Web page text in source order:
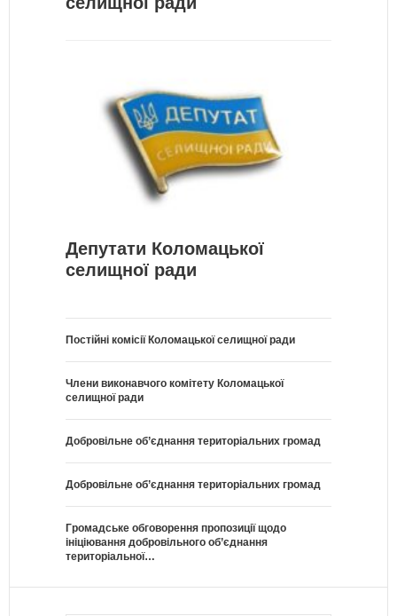
Депутати Коломацької
селищної ради
Постійні комісії Коломацької селищної ради
Члени виконавчого комітету Коломацької
селищної ради
Добровільне об’єднання територіальних громад
Добровільне об’єднання територіальних громад
Громадське обговорення пропозиції щодо
ініціювання добровільного об’єднання
територіальної…